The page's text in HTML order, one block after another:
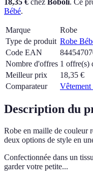
Bébé.
Marque
Robe
Type de produit Robe
Code EAN
Nombre d'offres 1 offre(s)
Meilleur prix
18,35 €
Comparateur
Vêtement
Description du
Robe en maille de couleur
deux options de style en
Confectionnée dans un
garder votre petite...